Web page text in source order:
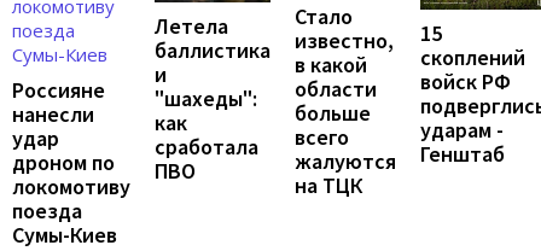
Россияне
нанесли
удар
дроном по
локомотиву
поезда
Сумы-Киев
Летела
баллистика
и
"шахеды":
как
сработала
ПВО
Стало
известно,
в какой
области
больше
всего
жалуются
на ТЦК
15
скоплений
войск РФ
ударам -
Генштаб